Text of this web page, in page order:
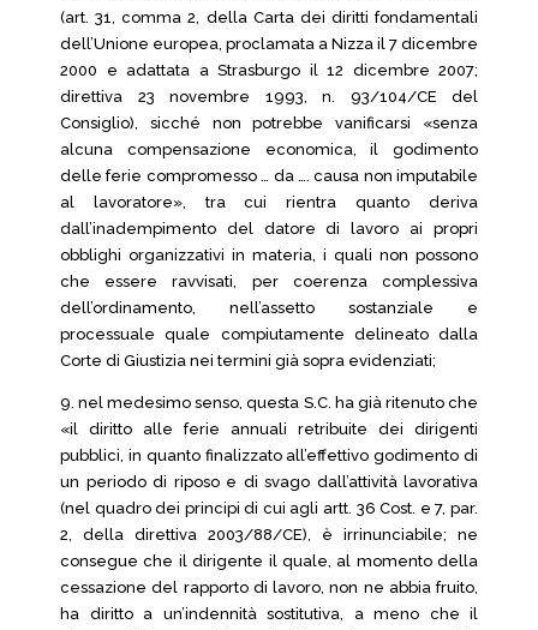
(art. 31, comma 2, della Carta dei diritti fondamentali
dell’Unione europea, proclamata a Nizza il 7 dicembre
2000 e adattata a Strasburgo il 12 dicembre 2007;
direttiva 23 novembre 1993, n. 93/104/CE del
Consiglio), sicché non potrebbe vanificarsi «senza
alcuna compensazione economica, il godimento
delle ferie compromesso … da …. causa non imputabile
al lavoratore», tra cui rientra quanto deriva
dall’inadempimento del datore di lavoro ai propri
obblighi organizzativi in materia, i quali non possono
che essere ravvisati, per coerenza complessiva
dell’ordinamento, nell’assetto sostanziale e
processuale quale compiutamente delineato dalla
Corte di Giustizia nei termini già sopra evidenziati;
9. nel medesimo senso, questa S.C. ha già ritenuto che
«il diritto alle ferie annuali retribuite dei dirigenti
pubblici, in quanto finalizzato all’effettivo godimento di
un periodo di riposo e di svago dall’attività lavorativa
(nel quadro dei principi di cui agli artt. 36 Cost. e 7, par.
2, della direttiva 2003/88/CE), è irrinunciabile; ne
consegue che il dirigente il quale, al momento della
cessazione del rapporto di lavoro, non ne abbia fruito,
ha diritto a un’indennità sostitutiva, a meno che il